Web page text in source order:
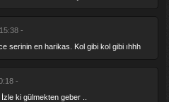
-
serinin en harikas. Kol gibi kol gibi ıhhh
-
ki gülmekten geber ..